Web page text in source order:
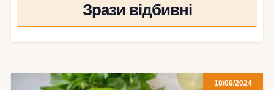
Зрази відбивні
18/09/2024